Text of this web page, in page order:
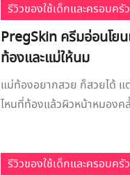
รีวิวของใช้เด็กและครอบครัว
PregSkin ครีมอ่อนโย
ท้องและแม่ให้นม
แม่ท้องอยากสวย ก็สวยได้
ไหนที่ท้องแล้วผิวหน้าหมองค
รีวิวของใช้เด็กและครอบครัว